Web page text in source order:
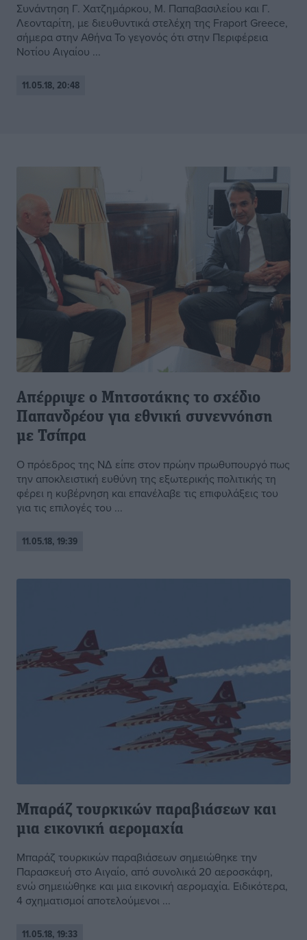
Συνάντηση Γ. Χατζημάρκου, Μ. Παπαβασιλείου και Γ.
Λεονταρίτη, με διευθυντικά στελέχη της Fraport Greece,
σήμερα στην Αθήνα Το γεγονός ότι στην Περιφέρεια
Νοτίου Αιγαίου ...
11.05.18, 20:48
Απέρριψε ο Μητσοτάκης το σχέδιο
Παπανδρέου για εθνική συνεννόηση
με Τσίπρα
Ο πρόεδρος της ΝΔ είπε στον πρώην πρωθυπουργό πως
την αποκλειστική ευθύνη της εξωτερικής πολιτικής τη
φέρει η κυβέρνηση και επανέλαβε τις επιφυλάξεις του
για τις επιλογές του ...
11.05.18, 19:39
Μπαράζ τουρκικών παραβιάσεων και
μια εικονική αερομαχία
Μπαράζ τουρκικών παραβιάσεων σημειώθηκε την
Παρασκευή στο Αιγαίο, από συνολικά 20 αεροσκάφη,
ενώ σημειώθηκε και μια εικονική αερομαχία. Ειδικότερα,
4 σχηματισμοί αποτελούμενοι ...
11.05.18, 19:33